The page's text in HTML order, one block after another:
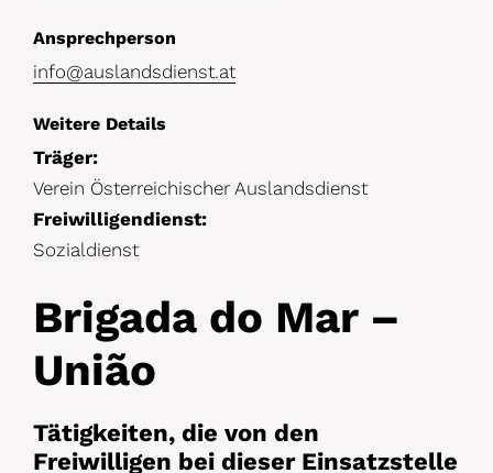
s
Ansprechperson
info@auslandsdienst.at
Weitere Details
Träger:
Verein Österreichischer Auslandsdienst
Freiwilligendienst:
Sozialdienst
Brigada do Mar –
União
Tätigkeiten, die von den
Freiwilligen bei dieser Einsatzstelle